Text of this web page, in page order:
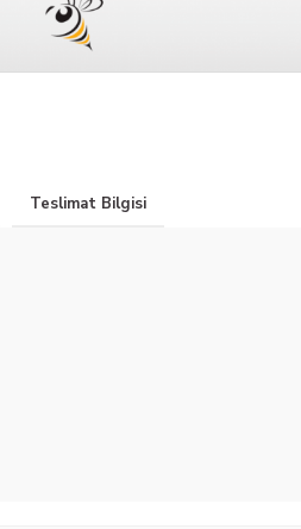
Teslimat Bilgisi